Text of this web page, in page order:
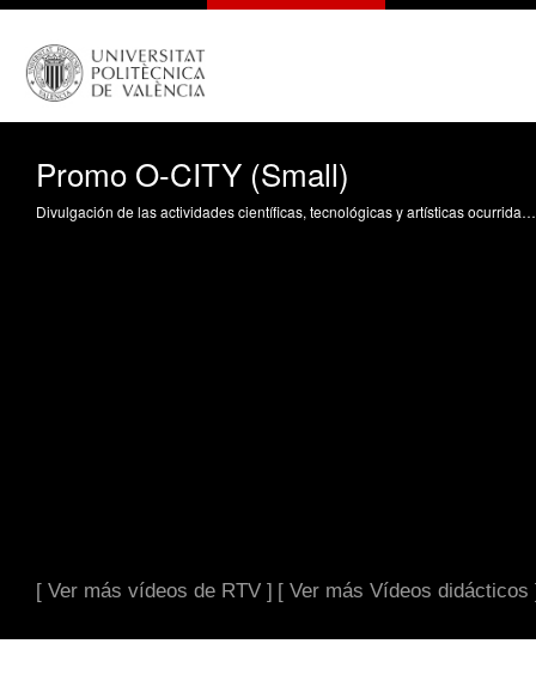
Promo O-CITY (Small)
Divulgación de las actividades científicas, tecnológicas y artísticas ocurridas en los tres campus de la UPV
[ Ver más vídeos de RTV ] [ Ver más Vídeos didácticos